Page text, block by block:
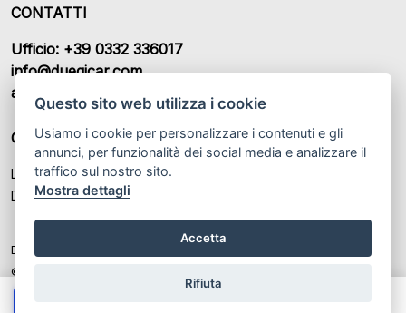
Questo sito web utilizza i cookie
Usiamo i cookie per personalizzare i contenuti e gli
annunci, per funzionalità dei social media e analizzare il
traffico sul nostro sito.
Mostra dettagli
Accetta
Rifiuta
CONTATTI
Ufficio: +39 0332 336017
info@duegicar.com
amministrazione@duegicar.com
ORARI DI APERTURA
Lunedì – Sabato: 09:00 - 12:30 / 14:30 - 19:00
Domenica: Chiuso
DUEGI CAR S.R.L. P.IVA: IT 03459370122
© Another site by